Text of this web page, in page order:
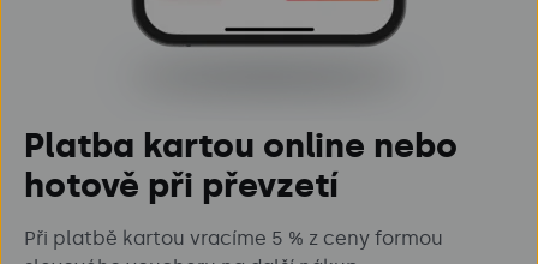
Platba kartou online nebo
hotově při převzetí
Při platbě kartou vracíme 5 % z ceny formou